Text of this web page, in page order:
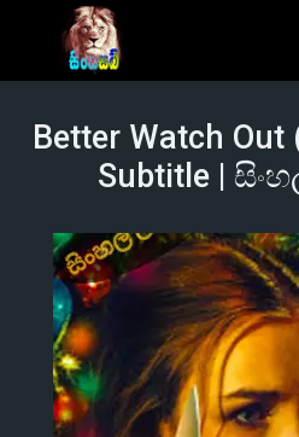
Better Watch Out
Subtitle |